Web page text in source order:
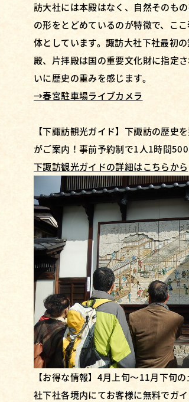
訪大社には本殿はなく、自然そのも
の形をとどめているのが特徴で、こ
体としています。諏訪大社下社最初
殿、片拝殿は国の重要文化財に指定
いに歴史の重みを感じます。
→春宮駐車場ライブカメラ
【下諏訪観光ガイド】下諏訪の歴史
がご案内！事前予約制で1人1時間500
下諏訪観光ガイドの詳細はこちらから
【お得な情報】4月上旬～11月下旬
社下社各境内にてお客様に無料でガイ